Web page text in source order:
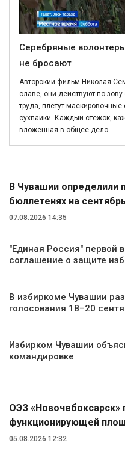
Серебряные
не бросают
Авторский фильм Николая
славе, они действуют по
труда, плетут маскировочные
сухпайки. Каждый стежок,
вложенная в общее дело.
В Чувашии определили
бюллетенях на
07.08.2026 14:35
"Единая Россия" первой
соглашение о защите
В избиркоме Чувашии
голосования 18–20
Избирком Чувашии
командировке
ОЭЗ «Новочебоксарск»
функционирующей
05.08.2026 12:32